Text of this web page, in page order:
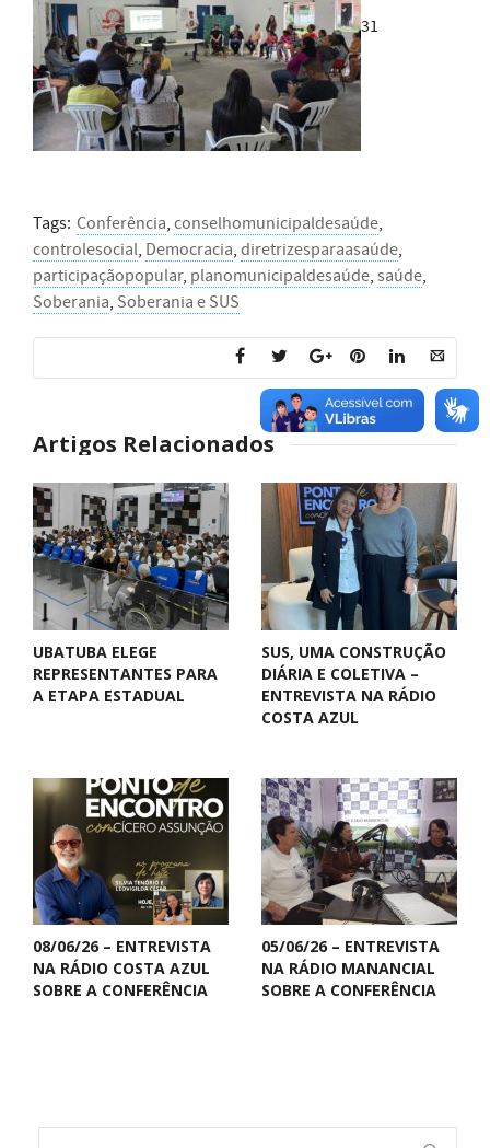
31
Tags: Conferência, conselhomunicipaldesaúde,
controlesocial, Democracia, diretrizesparaasaúde,
participaçãopopular, planomunicipaldesaúde, saúde,
Soberania, Soberania e SUS
Artigos Relacionados
UBATUBA ELEGE
REPRESENTANTES PARA
A ETAPA ESTADUAL
SUS, UMA CONSTRUÇÃO
DIÁRIA E COLETIVA –
ENTREVISTA NA RÁDIO
COSTA AZUL
08/06/26 – ENTREVISTA
NA RÁDIO COSTA AZUL
SOBRE A CONFERÊNCIA
05/06/26 – ENTREVISTA
NA RÁDIO MANANCIAL
SOBRE A CONFERÊNCIA